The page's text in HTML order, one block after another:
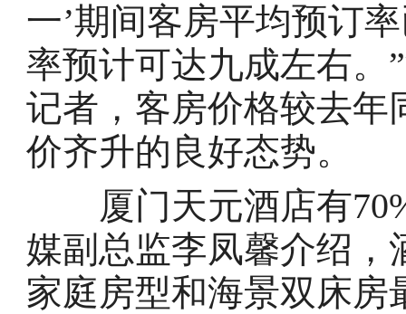
一’期间客房平均预订
率预计可达九成左右。
记者，客房价格较去年
价齐升的良好态势。
厦门天元酒店有
媒副总监李凤馨介绍，
家庭房型和海景双床房